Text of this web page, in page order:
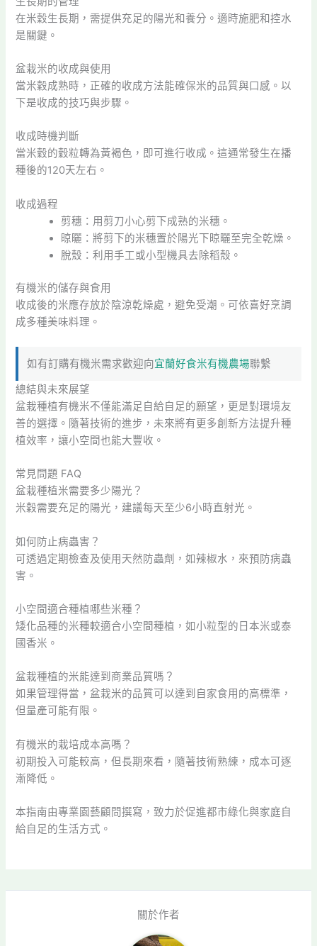
在米穀生長期，需提供充足的陽光和養分。適時施肥和控水
是關鍵。
盆栽米的收成與使用
當米穀成熟時，正確的收成方法能確保米的品質與口感。以
下是收成的技巧與步驟。
收成時機判斷
當米穀的穀粒轉為黃褐色，即可進行收成。這通常發生在播
種後的120天左右。
收成過程
剪穗：用剪刀小心剪下成熟的米穗。
晾曬：將剪下的米穗置於陽光下晾曬至完全乾燥。
脫殼：利用手工或小型機具去除稻殼。
有機米的儲存與食用
收成後的米應存放於陰涼乾燥處，避免受潮。可依喜好烹調
成多種美味料理。
如有訂購有機米需求歡迎向宜蘭好食米有機農場聯繫
總結與未來展望
盆栽種植有機米不僅能滿足自給自足的願望，更是對環境友
善的選擇。隨著技術的進步，未來將有更多創新方法提升種
植效率，讓小空間也能大豐收。
常見問題 FAQ
盆栽種植米需要多少陽光？
米穀需要充足的陽光，建議每天至少6小時直射光。
如何防止病蟲害？
可透過定期檢查及使用天然防蟲劑，如辣椒水，來預防病蟲
害。
小空間適合種植哪些米種？
矮化品種的米種較適合小空間種植，如小粒型的日本米或泰
國香米。
盆栽種植的米能達到商業品質嗎？
如果管理得當，盆栽米的品質可以達到自家食用的高標準，
但量產可能有限。
有機米的栽培成本高嗎？
初期投入可能較高，但長期來看，隨著技術熟練，成本可逐
漸降低。
本指南由專業園藝顧問撰寫，致力於促進都市綠化與家庭自
給自足的生活方式。
關於作者